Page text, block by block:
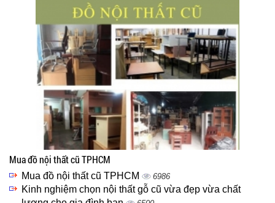
Mua đồ nội thất cũ TPHCM
Mua đồ nội thất cũ TPHCM 6986
Kinh nghiệm chọn nội thất gỗ cũ vừa đẹp vừa chất